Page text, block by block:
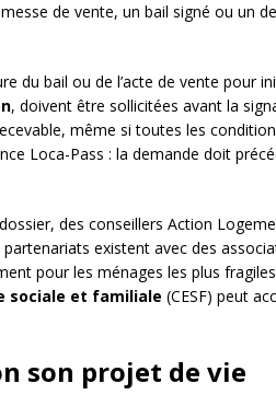
de vente, un bail signé ou un
du bail ou de l’acte de vente pour
, doivent être sollicitées avant la
même si toutes les
Loca-Pass : la demande doit
des conseillers Action
existent avec des
pour les ménages les plus
sociale et familiale (CESF) peut
son projet de vie